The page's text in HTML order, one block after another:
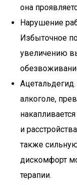
она
Нарушение
Избыточное
увеличению
алкоголе,
и
также
дискомфорт
терапии.